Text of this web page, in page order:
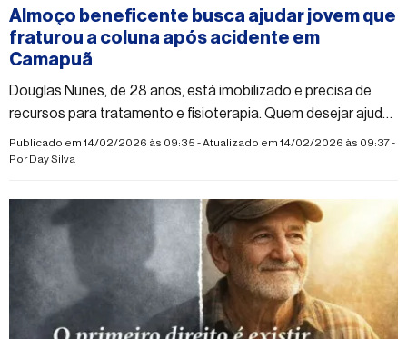
Almoço beneficente busca ajudar jovem que
fraturou a coluna após acidente em
Camapuã
Douglas Nunes, de 28 anos, está imobilizado e precisa de
recursos para tratamento e fisioterapia. Quem desejar ajudar
pode realizar doação via Pix
Publicado em 14/02/2026 às 09:35 - Atualizado em 14/02/2026 às 09:37 -
PorDay Silva